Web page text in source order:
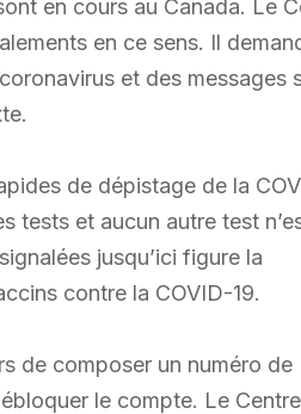
en cours au Canada. Le
en ce sens. Il
et des messages
de dépistage de la
tests et aucun autre test
jusqu’ici figure la
contre la COVID-19.
de composer un numéro de
le compte. Le Centre